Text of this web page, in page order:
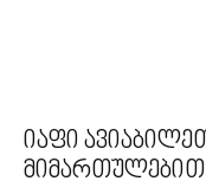
იაფი
მიმართულებით